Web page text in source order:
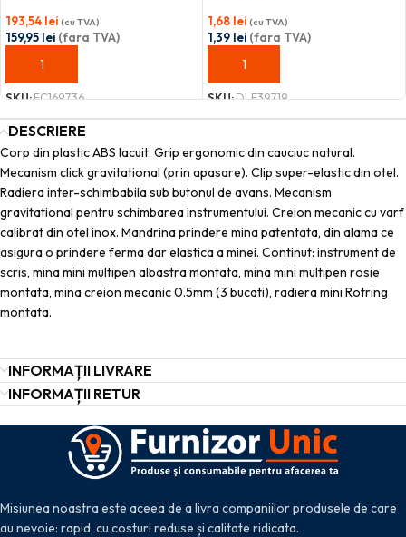
193,54 lei (cu TVA)
159,95 lei (fara TVA)
ADAUGĂ ÎN COȘ
SKU:FC169736
1,68 lei (cu TVA)
1,39 lei (fara TVA)
ADAUGĂ ÎN COȘ
SKU:DLE39719
DESCRIERE
Corp din plastic ABS lacuit. Grip ergonomic din cauciuc natural.
Mecanism click gravitational (prin apasare). Clip super-elastic din otel.
Radiera inter-schimbabila sub butonul de avans. Mecanism
gravitational pentru schimbarea instrumentului. Creion mecanic cu varf
calibrat din otel inox. Mandrina prindere mina patentata, din alama ce
asigura o prindere ferma dar elastica a minei. Continut: instrument de
scris, mina mini multipen albastra montata, mina mini multipen rosie
montata, mina creion mecanic 0.5mm (3 bucati), radiera mini Rotring
montata.
INFORMAȚII LIVRARE
INFORMAȚII RETUR
Misiunea noastra este aceea de a livra companiilor produsele de care
au nevoie: rapid, cu costuri reduse și calitate ridicata.